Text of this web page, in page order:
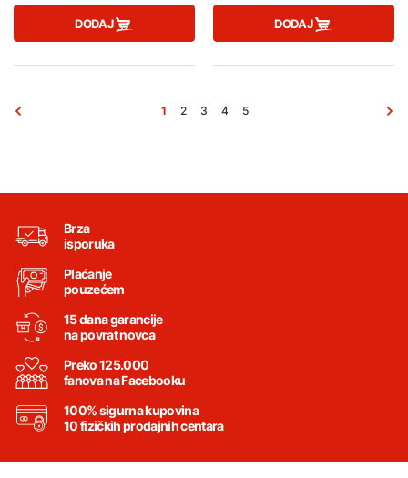
DODAJ DODAJ
1 2 3 4 5
Brza
isporuka
Plaćanje
pouzećem
15 dana garancije
na povrat novca
Preko 125.000
fanova na Facebooku
100% sigurna kupovina
10 fizičkih prodajnih centara